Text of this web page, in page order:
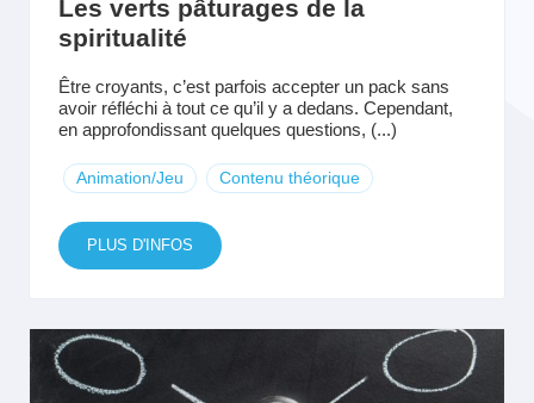
Les verts pâturages de la
spiritualité
Être croyants, c’est parfois accepter un pack sans
avoir réfléchi à tout ce qu’il y a dedans. Cependant,
en approfondissant quelques questions, (...)
Animation/Jeu Contenu théorique
PLUS D'INFOS